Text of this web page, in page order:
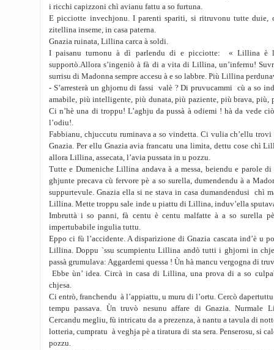
i ricchi capizzoni chì avianu fattu a so furtuna.
E picciotte invechjonu. I parenti spariti, si ritruvonu tutte duie,
zitellina inseme, in casa paterna.
Gnazia ruinata, Lillina carca à soldi.
I paisanu turnonu à dì parlendu di e picciotte: « Lillina è
supportò.Allora s’ingeniò à fà di a vita di Lillina, un’infernu!
surrisu di Madonna sempre accesu à e so labbre. Più Lillina
- S’arresterà un ghjornu di fassi valè ? Di pruvucammi cù a so
amabile, più intelligente, più dunata, più paziente, più brava, più,
Ci n’hè una di troppu! L’aghju da pussà à odiemi ! hà da vede
l’odiu!.
Fabbianu, chjuccutu ruminava a so vindetta. Ci vulia ch’ellu
Gnazia. Per ellu Gnazia avia francatu una limita, dettu cose chì
allora Lillina, assecata, l’avia pussata in u pozzu.
Tutte e Dumeniche Lillina andava à a messa, beiendu e parole
ghjunte precava cù fervore pè a so surella, dumendendu à a
suppurtevule. Gnazia ella si ne stava in casa dumandendusi chì
Lillina. Mette troppu sale inde u piattu di Lillina, induv’ella
Imbruttà i so panni, fà centu è centu malfatte à a so surella
impertubabile ingulia tuttu.
Eppo ci fù l’accidente. A disparizione di Gnazia cascata ind’è u
Lillina. Doppu `ssu scumpientu Lillina andò tutti i ghjorni in
passà grumulava: Aggardemi quessa ! Ùn hà mancu vergogna di
Ebbe ùn’ idea. Circà in casa di Lillina, una prova di a so
chjesa.
Ci entrò, franchendu à l’appiattu, u muru di l’ortu. Cercò
tempu passava. Ùn truvò nesunu affare di Gnazia. Nurmale
Cercandu megliu, fù intricatu da a prezenza, à nantu a tavula di
lotteria, cumpratu à veghja pè a tiratura di sta sera. Penserosu, si
pozzu.